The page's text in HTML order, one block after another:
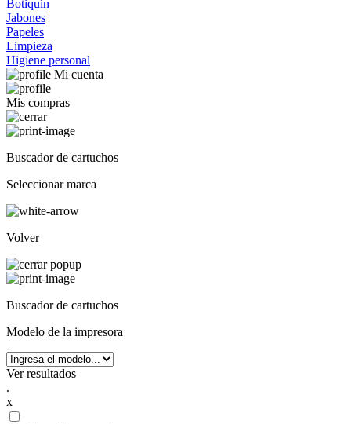
Botiquín
Jabones
Papeles
Limpieza
Higiene personal
Mi cuenta
Mis compras
Buscador de cartuchos
Seleccionar marca
Volver
Buscador de cartuchos
Modelo de la impresora
Ver resultados
.
x